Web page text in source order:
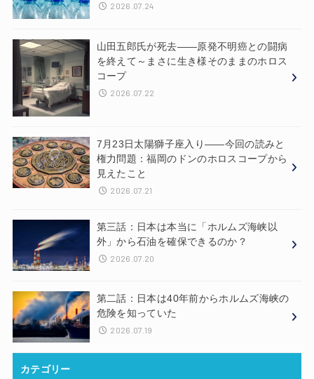
2026.07.24
山田五郎氏が死去——原発不明癌との闘病
を終えて～まさに生き様そのままのホロス
コープ
2026.07.22
7月23日太陽獅子座入り——今回の読みと
権力問題：福岡のドンのホロスコープから
見えたこと
2026.07.21
第三話：日本は本当に「ホルムズ海峡以
外」から石油を確保できるのか？
2026.07.20
第二話：日本は40年前からホルムズ海峡の
危険を知っていた
2026.07.19
カテゴリー